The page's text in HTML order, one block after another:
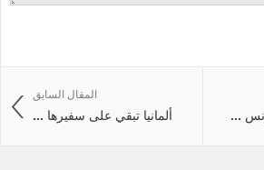
المقال السابق
ألمانيا تبقي على سفيرها ... ...